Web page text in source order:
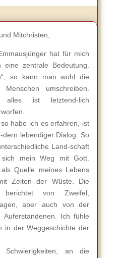
Mitchristen,
hat für mich
zentrale Bedeutung.
so kann man wohl die
umschreiben.
ist letztend-lich
habe ich es erfahren, ist
dern lebendiger Dialog. So
Land-schaft
mein Weg mit Gott.
Quelle meines Lebens
Zeiten der Wüste. Die
berichtet von Zweifel,
aber auch von der
Auferstandenen. Ich fühle
in der Weggeschichte der
an die